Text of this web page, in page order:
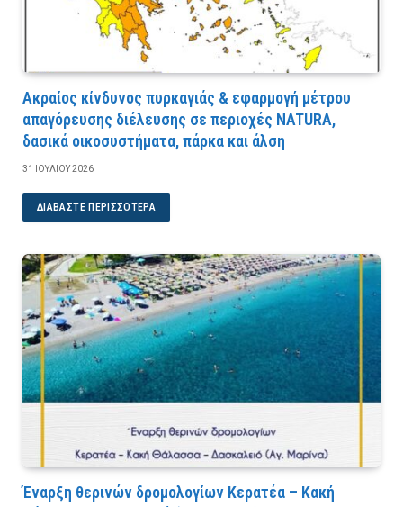
Ακραίος κίνδυνος πυρκαγιάς & εφαρμογή μέτρου
απαγόρευσης διέλευσης σε περιοχές NATURA,
δασικά οικοσυστήματα, πάρκα και άλση
31 ΙΟΥΛΊΟΥ 2026
ΔΙΑΒΆΣΤΕ ΠΕΡΙΣΣΌΤΕΡΑ
Έναρξη θερινών δρομολογίων Κερατέα – Κακή